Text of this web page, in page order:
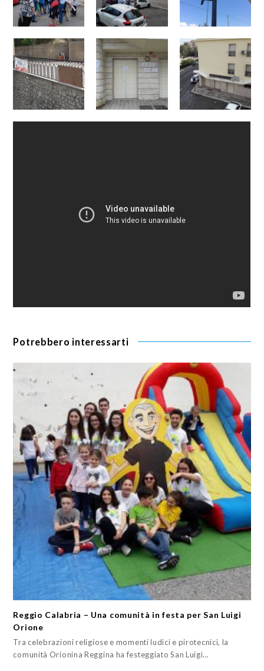
Potrebbero interessarti
Reggio Calabria – Una comunità in festa per San Luigi
Orione
Tra celebrazioni religiose e momenti ludici e pirotecnici, la
comunità Orionina Reggina ha festeggiato San Luigi…